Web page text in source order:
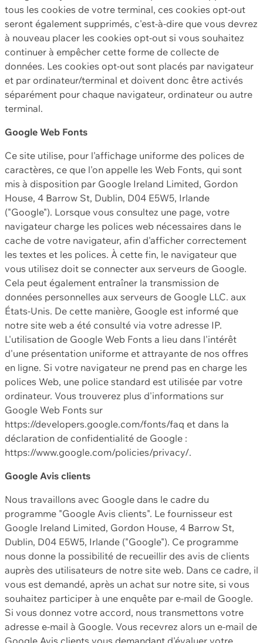
tous les cookies de votre terminal, ces cookies opt-out
seront également supprimés, c'est-à-dire que vous devrez
à nouveau placer les cookies opt-out si vous souhaitez
continuer à empêcher cette forme de collecte de
données. Les cookies opt-out sont placés par navigateur
et par ordinateur/terminal et doivent donc être activés
séparément pour chaque navigateur, ordinateur ou autre
terminal.
Google Web Fonts
Ce site utilise, pour l'affichage uniforme des polices de
caractères, ce que l'on appelle les Web Fonts, qui sont
mis à disposition par Google Ireland Limited, Gordon
House, 4 Barrow St, Dublin, D04 E5W5, Irlande
("Google"). Lorsque vous consultez une page, votre
navigateur charge les polices web nécessaires dans le
cache de votre navigateur, afin d'afficher correctement
les textes et les polices. À cette fin, le navigateur que
vous utilisez doit se connecter aux serveurs de Google.
Cela peut également entraîner la transmission de
données personnelles aux serveurs de Google LLC. aux
États-Unis. De cette manière, Google est informé que
notre site web a été consulté via votre adresse IP.
L'utilisation de Google Web Fonts a lieu dans l'intérêt
d'une présentation uniforme et attrayante de nos offres
en ligne. Si votre navigateur ne prend pas en charge les
polices Web, une police standard est utilisée par votre
ordinateur. Vous trouverez plus d'informations sur
Google Web Fonts sur
https://developers.google.com/fonts/faq et dans la
déclaration de confidentialité de Google :
https://www.google.com/policies/privacy/.
Google Avis clients
Nous travaillons avec Google dans le cadre du
programme "Google Avis clients". Le fournisseur est
Google Ireland Limited, Gordon House, 4 Barrow St,
Dublin, D04 E5W5, Irlande ("Google"). Ce programme
nous donne la possibilité de recueillir des avis de clients
auprès des utilisateurs de notre site web. Dans ce cadre, il
vous est demandé, après un achat sur notre site, si vous
souhaitez participer à une enquête par e-mail de Google.
Si vous donnez votre accord, nous transmettons votre
adresse e-mail à Google. Vous recevrez alors un e-mail de